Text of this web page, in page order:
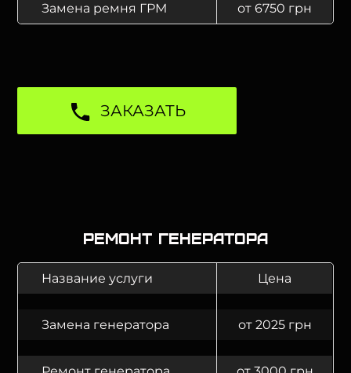
Замена ремня ГРМ от 6750 грн
ЗАКАЗАТЬ
Ремонт генератора
Название услуги Цена
Замена генератора от 2025 грн